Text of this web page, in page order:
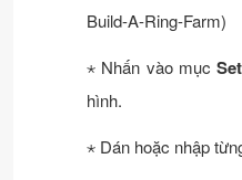
Build-A-Ring-Farm)
⋆ Nhấn vào mục
hình.
⋆ Dán hoặc nhập